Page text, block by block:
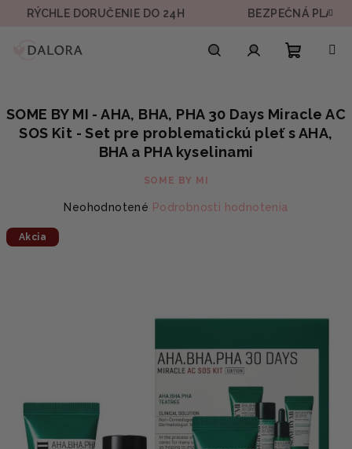
Prejsť DORUČENIE DO 24H BEZPEČNÁ PLATBA
košík
SOME BY MI - AHA, BHA, PHA 30 Days Miracle AC
SOS Kit - Set pre problematickú pleť s AHA,
BHA a PHA kyselinami
SOME BY MI
Priemerné
Neohodnotené Podrobnosti hodnotenia
Akcia